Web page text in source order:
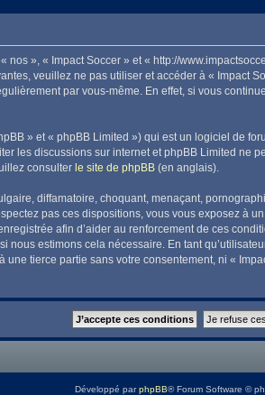
», « Impact Soccer » et « http://
veuillez ne pas utiliser et accéder à « Impact
par vous-même. En effet, si vous
» et « phpBB Limited ») qui est un logiciel de
les discussions sur internet et phpBB Limited ne
consulterle site de phpBB (en anglais).
diffamatoire, choquant, menaçant,
pas ces dispositions, vous vous exposez à
afin d’aider au renforcement de ces
nous estimons cela nécessaire. En tant
tierce partie sans votre consentement, ni «
Développé parphpBB® Forum Software ©